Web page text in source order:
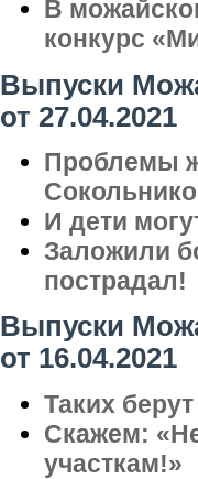
В
конкурс
Выпуски
от 27.04.2021
Проблемы
И дети
Заложили
пострадал!
Выпуски
от 16.04.2021
Таких
Скажем:
участкам!»